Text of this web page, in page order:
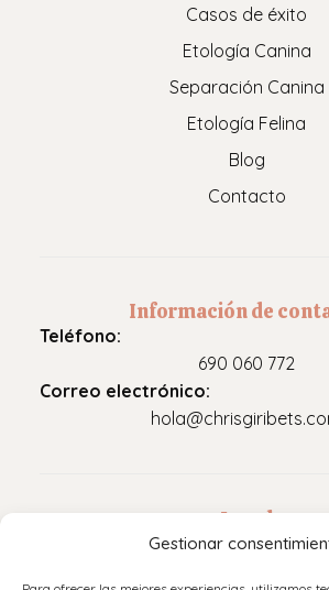
Gestionar
Casos de éxito
Etología Canina
Separación Canina
Etología Felina
Blog
Contacto
Información de
Teléfono:
690 060 772
Correo electrónico:
Legal